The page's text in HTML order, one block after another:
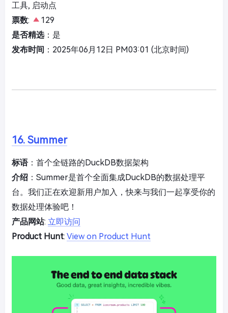
工具, 启动点
票数:
129
是否精选：是
发布时间 ：2025年06月12日 PM03:01 (北京时间)
16. Summer
标语：首个全链路的DuckDB数据架构
介绍 ：Summer是首个全面集成DuckDB的数据处理平
台。我们正在欢迎新用户加入，快来与我们一起享受你的
数据处理体验吧！
产品网站: 立即访问
Product Hunt: View on Product Hunt